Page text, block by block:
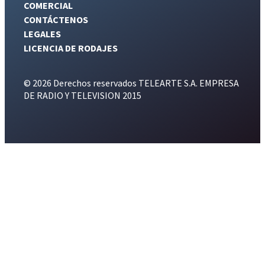
COMERCIAL
CONTÁCTENOS
LEGALES
LICENCIA DE RODAJES
© 2026 Derechos reservados TELEARTE S.A. EMPRESA
DE RADIO Y TELEVISION 2015